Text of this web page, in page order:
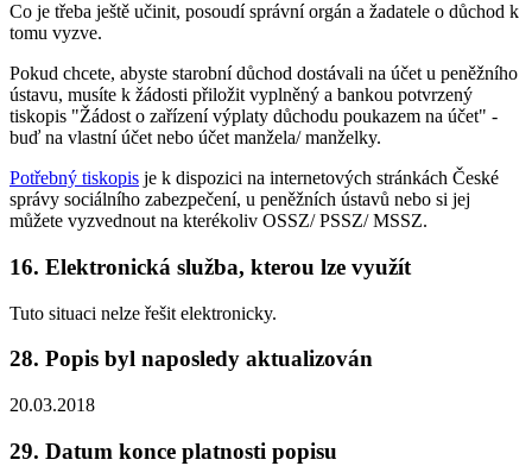
Co je třeba ještě učinit, posoudí správní orgán a žadatele o důchod k
tomu vyzve.
Pokud chcete, abyste starobní důchod dostávali na účet u peněžního
ústavu, musíte k žádosti přiložit vyplněný a bankou potvrzený
tiskopis "Žádost o zařízení výplaty důchodu poukazem na účet" -
buď na vlastní účet nebo účet manžela/ manželky.
Potřebný tiskopis je k dispozici na internetových stránkách České
správy sociálního zabezpečení, u peněžních ústavů nebo si jej
můžete vyzvednout na kterékoliv OSSZ/ PSSZ/ MSSZ.
16. Elektronická služba, kterou lze využít
Tuto situaci nelze řešit elektronicky.
28. Popis byl naposledy aktualizován
20.03.2018
29. Datum konce platnosti popisu